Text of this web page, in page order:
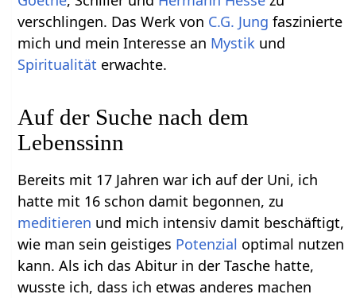
verschlingen. Das Werk von C.G. Jung faszinierte
mich und mein Interesse an Mystik und
Spiritualität erwachte.
Auf der Suche nach dem
Lebenssinn
Bereits mit 17 Jahren war ich auf der Uni, ich
hatte mit 16 schon damit begonnen, zu
meditieren und mich intensiv damit beschäftigt,
wie man sein geistiges Potenzial optimal nutzen
kann. Als ich das Abitur in der Tasche hatte,
wusste ich, dass ich etwas anderes machen